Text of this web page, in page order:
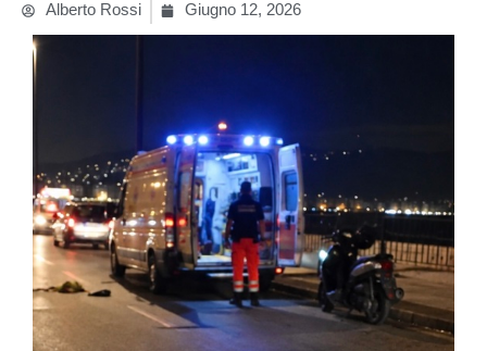
Alberto Rossi Giugno 12, 2026